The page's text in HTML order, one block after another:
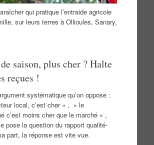
qui pratique l’entraide agricole
sur leurs terres à Ollioules, Sanary,
saison, plus cher ? Halte
reçues !
systématique qu’on oppose :
local, c’est cher « , » le
c’est moins cher que le marché « ,
pose la question du rapport qualité-
part, la réponse est vite vue.